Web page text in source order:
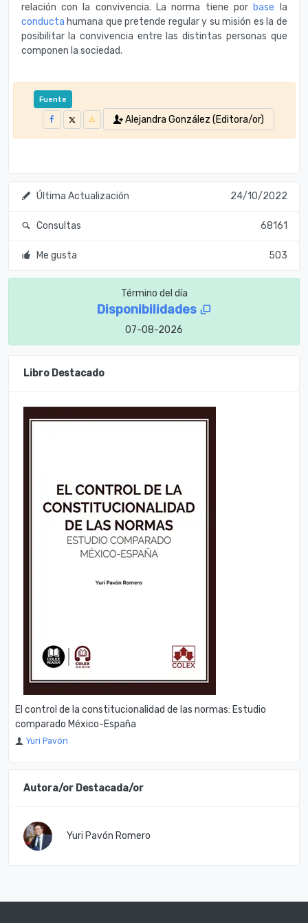
relación con la convivencia. La norma tiene por base la
conducta humana que pretende regular y su misión es la de
posibilitar la convivencia entre las distintas personas que
componen la sociedad.
Fuente
Alejandra González (Editora/or)
Última Actualización 24/10/2022
Consultas 68161
Me gusta 503
Término del día
Disponibilidades
07-08-2026
Libro Destacado
El control de la constitucionalidad de las normas: Estudio
comparado México-España
Yuri Pavón
Autora/or Destacada/or
Yuri Pavón Romero